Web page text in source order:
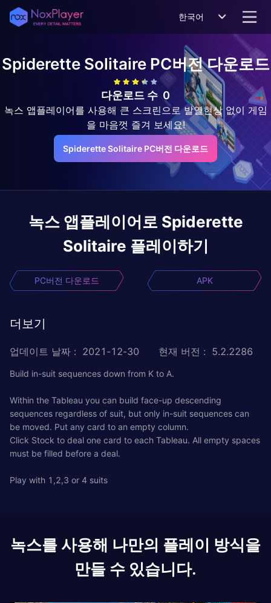
한국어
Spiderette SolitairePC버전 다운로드
다운로드 수 0
녹스 앱플레이어를 사용해 큰 스크린으로 발열현상 없이 게임
을 마음껏 즐겨 보세요!
Spiderette Solitaire PC버전 다운로드
녹스 앱플레이어로 Spiderette
Solitaire 플레이하기
PC버전 다운로드 APK
더보기
업데이트 날짜 : 2021-12-30 현재 버전 : 5.2.2286
Build in-suit sequences down from K to A.
Within the Tableau you can build face-up descending
sequences regardless of suit, but only in-suit sequences can
be moved. Put any card to an empty column.
Click Stock to deal one card to each Tableau. All empty spaces
must be filled before a deal.
Play with 1,2,3 or 4 suits
녹스를 사용해 나만의 플레이 방식을
만들 수 있습니다.